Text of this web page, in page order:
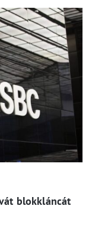
blokkláncát